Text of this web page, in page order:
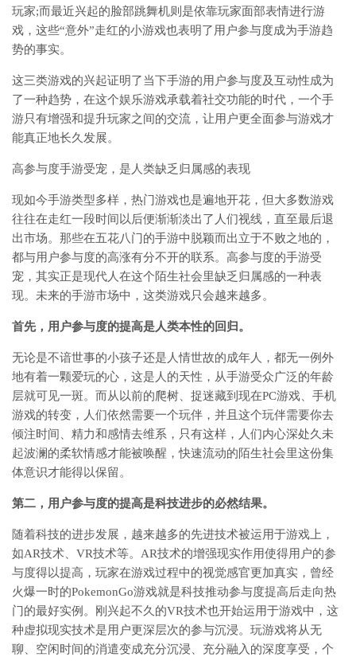
玩家;而最近兴起的脸部跳舞机则是依靠玩家面部表情进行游
戏，这些“意外”走红的小游戏也表明了用户参与度成为手游趋
势的事实。
这三类游戏的兴起证明了当下手游的用户参与度及互动性成为
了一种趋势，在这个娱乐游戏承载着社交功能的时代，一个手
游只有增强和提升玩家之间的交流，让用户更全面参与游戏才
能真正地长久发展。
高参与度手游受宠，是人类缺乏归属感的表现
现如今手游类型多样，热门游戏也是遍地开花，但大多数游戏
往往在走红一段时间以后便渐渐淡出了人们视线，直至最后退
出市场。那些在五花八门的手游中脱颖而出立于不败之地的，
都与用户参与度的高涨有分不开的联系。高参与度的手游受
宠，其实正是现代人在这个陌生社会里缺乏归属感的一种表
现。未来的手游市场中，这类游戏只会越来越多。
首先，用户参与度的提高是人类本性的回归。
无论是不谙世事的小孩子还是人情世故的成年人，都无一例外
地有着一颗爱玩的心，这是人的天性，从手游受众广泛的年龄
层就可见一斑。而从以前的爬树、捉迷藏到现在PC游戏、手机
游戏的转变，人们依然需要一个玩伴，并且这个玩伴需要你去
倾注时间、精力和感情去维系，只有这样，人们内心深处久未
起波澜的柔软情感才能被唤醒，快速流动的陌生社会里这份集
体意识才能得以保留。
第二，用户参与度的提高是科技进步的必然结果。
随着科技的进步发展，越来越多的先进技术被运用于游戏上，
如AR技术、VR技术等。AR技术的增强现实作用使得用户的参
与度得以提高，玩家在游戏过程中的视觉感官更加真实，曾经
火爆一时的PokemonGo游戏就是科技推动参与度提高后走向热
门的最好实例。刚兴起不久的VR技术也开始运用于游戏中，这
种虚拟现实技术是用户更深层次的参与沉浸。玩游戏将从无
聊、空闲时间的消遣变成充分沉浸、充分融入的深度享受，个